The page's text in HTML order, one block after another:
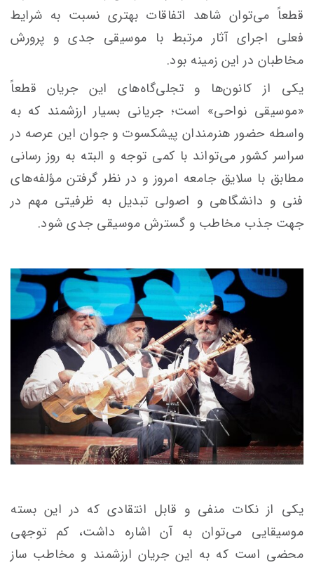
قطعاً می‌توان شاهد اتفاقات بهتری نسبت به شرایط
فعلی اجرای آثار مرتبط با موسیقی جدی و پرورش
مخاطبان در این زمینه بود.
یکی از کانون‌ها و تجلی‌گاه‌های این جریان قطعاً
«موسیقی نواحی» است؛ جریانی بسیار ارزشمند که به
واسطه حضور هنرمندان پیشکسوت و جوان این عرصه در
سراسر کشور می‌تواند با کمی توجه و البته به روز رسانی
مطابق با سلایق جامعه امروز و در نظر گرفتن مؤلفه‌های
فنی و دانشگاهی و اصولی تبدیل به ظرفیتی مهم در
جهت جذب مخاطب و گسترش موسیقی جدی شود.
یکی از نکات منفی و قابل انتقادی که در این بسته
موسیقایی می‌توان به آن اشاره داشت، کم توجهی
محضی است که به این جریان ارزشمند و مخاطب ساز